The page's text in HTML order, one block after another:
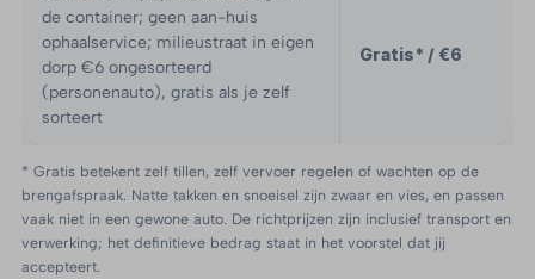
de container; geen aan-huis
ophaalservice; milieustraat in eigen
dorp €6 ongesorteerd
(personenauto), gratis als je zelf
sorteert
Gratis* / €6
* Gratis betekent zelf tillen, zelf vervoer regelen of wachten op de
brengafspraak. Natte takken en snoeisel zijn zwaar en vies, en passen
vaak niet in een gewone auto. De richtprijzen zijn inclusief transport en
verwerking; het definitieve bedrag staat in het voorstel dat jij
accepteert.